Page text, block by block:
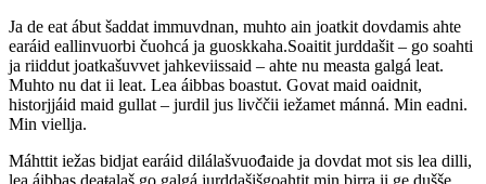
Ja de eat ábut šaddat immuvdnan, muhto ain joatkit dovdamis ahte
earáid eallinvuorbi čuohcá ja guoskkaha.Soaitit jurddašit – go soahti
ja riiddut joatkašuvvet jahkeviissaid – ahte nu measta galgá leat.
Muhto nu dat ii leat. Lea áibbas boastut. Govat maid oaidnit,
historjjáid maid gullat – jurdil jus livččii iežamet mánná. Min eadni.
Min viellja.
Máhttit iežas bidjat earáid dilálašvuođaide ja dovdat mot sis lea dilli,
lea áibbas deaŧalaš go galgá jurddašišgoahtit min birra ii ge dušše